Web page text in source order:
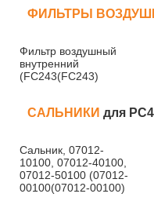
ФИЛЬТРЫ
Фильтр воздушный
внутренний
(FC243(FC243)
САЛЬНИКИ для
Сальник, 07012-
10100, 07012-40100,
07012-50100 (07012-
00100(07012-00100)